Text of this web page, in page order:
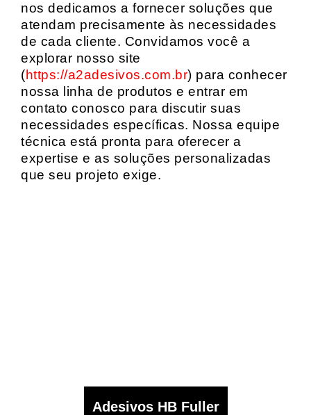
nos dedicamos a fornecer soluções que
atendam precisamente às necessidades
de cada cliente. Convidamos você a
explorar nosso site
(https://a2adesivos.com.br) para conhecer
nossa linha de produtos e entrar em
contato conosco para discutir suas
necessidades específicas. Nossa equipe
técnica está pronta para oferecer a
expertise e as soluções personalizadas
que seu projeto exige.
Adesivos HB Fuller